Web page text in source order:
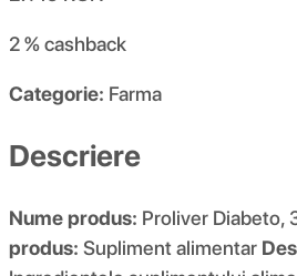
2 %cashback
Categorie: Farma
Descriere
Nume produs: Proliver Diabeto,
produs: Supliment alimentar